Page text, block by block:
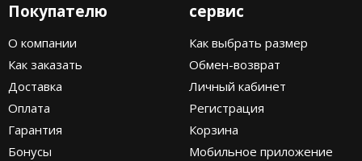
Покупателю
О компании
Как заказать
Доставка
Оплата
Гарантия
Бонусы
сервис
Как выбрать размер
Обмен-возврат
Личный кабинет
Регистрация
Корзина
Мобильное приложение